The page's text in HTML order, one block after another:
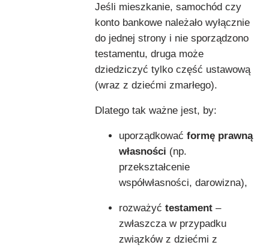
Jeśli mieszkanie, samochód czy
konto bankowe należało wyłącznie
do jednej strony i nie sporządzono
testamentu, druga może
dziedziczyć tylko część ustawową
(wraz z dziećmi zmarłego).
Dlatego tak ważne jest, by:
uporządkować formę prawną
własności (np.
przekształcenie
współwłasności, darowizna),
rozważyć testament –
zwłaszcza w przypadku
związków z dziećmi z